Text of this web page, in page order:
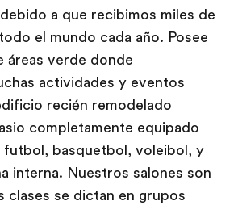
a que recibimos miles de
el mundo cada año. Posee
áreas verde donde
actividades y eventos
recién remodelado
completamente equipado
futbol, basquetbol, voleibol, y
interna. Nuestros salones son
clases se dictan en grupos